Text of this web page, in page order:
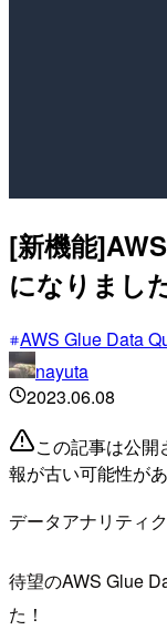
[新機能
になりまし
AWS Glue Data
nayuta
2023.06.08
この記事は公
報が古い可能性が
データアナリティ
待望のAWS Glue
た！